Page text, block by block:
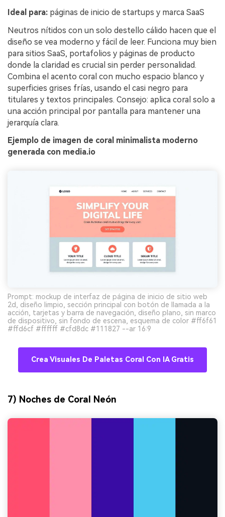
Ideal para: páginas de inicio de startups y marca SaaS
Neutros nítidos con un solo destello cálido hacen que el
diseño se vea moderno y fácil de leer. Funciona muy bien
para sitios SaaS, portafolios y páginas de producto
donde la claridad es crucial sin perder personalidad.
Combina el acento coral con mucho espacio blanco y
superficies grises frías, usando el casi negro para
titulares y textos principales. Consejo: aplica coral solo a
una acción principal por pantalla para mantener una
jerarquía clara.
Ejemplo de imagen de coral minimalista moderno
generada con media.io
Prompt: mockup de interfaz de página de inicio de sitio web
2d, diseño limpio, sección principal con botón de llamada a la
acción, tarjetas y barra de navegación, diseño plano, sin marco
de dispositivo, sin fondo de escena, esquema de color #ff6f61
#ffd6cf #ffffff #cfd8dc #111827 --ar 16:9
Crea Visuales De Paletas Coral Con IA Gratis
7) Noches de Coral Neón